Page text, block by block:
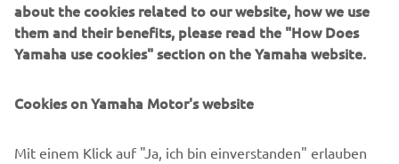
NEWSLETTER
Sonderveranstaltungen, Neuerscheinungen und vielem mehr.
about the cookies related to our website, how we use
them and their benefits, please read the "How Does
Yamaha use cookies" section on the Yamaha website.
Cookies on Yamaha Motor's website
Mit einem Klick auf "Ja, ich bin einverstanden" erlauben